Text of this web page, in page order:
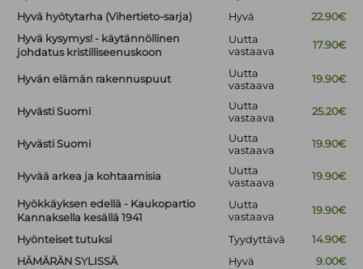
Hyvä hyötytarha (Vihertieto-sarja)
Hyvä
22.90€
Hyvä kysymys! - käytännöllinen
johdatus kristilliseenuskoon
Uutta
vastaava
17.90€
Hyvän elämän rakennuspuut
Uutta
vastaava
19.90€
Hyvästi Suomi
Uutta
vastaava
25.20€
Hyvästi Suomi
Uutta
vastaava
19.90€
Hyvää arkea ja kohtaamisia
Uutta
vastaava
19.90€
Hyökkäyksen edellä - Kaukopartio
Kannaksella kesällä 1941
Uutta
vastaava
19.90€
Hyönteiset tutuksi Tyydyttävä
14.90€
HÄMÄRÄN SYLISSÄ
Hyvä
9.00€